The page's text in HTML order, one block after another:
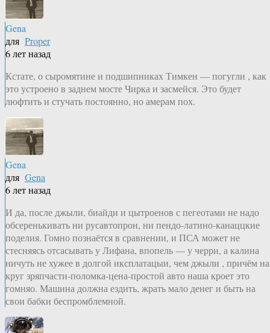
Gena
для Proper
6 лет назад
Кстате, о сыромятине и подшипниках Тимкен — погугли , как
это устроено в заднем мосте Чирка и засмейся. Это будет
люфтить и стучать постоянно, но амерам пох.
Gena
для Gena
6 лет назад
И да, после джыли, биайди и цытроенов с пегеотами не надо
обсеренькивать ни русавтопрон, ни пендо-латино-канаццкие
поделия. Гомно познаётся в сравнении, и ПСА может не
стесняясь отсасывать у Лифана, впопель — у черри, а калина
ничуть не хужее в долгой иксплатацыи, чем джыли , причём на
круг зряпчасти-поломка-цена-простой авто наша кроет это
гомняо. Машина должна ездить, жрать мало денег и быть на
свои бабки беспромблемной.